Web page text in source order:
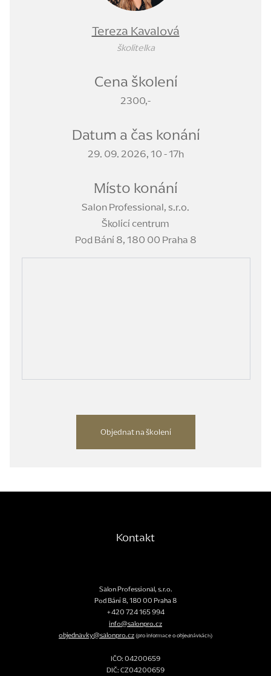
Tereza Kavalová
školitelka
Cena školení
2300,-
Datum a čas konání
29. 09. 2026, 10 - 17h
Místo konání
Salon Professional, s.r.o.
Školící centrum
Pod Bání 8, 180 00 Praha 8
Objednat na školení
Kontakt
Salon Professional, s.r.o.
Pod Bání 8,180 00Praha 8
+420 724 165 994
info@salonpro.cz
objednavky@salonpro.cz(pro informace o objednávkách)
IČO: 04200659
DIČ: CZ04200659